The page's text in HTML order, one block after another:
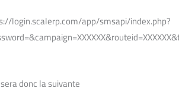
login.scalerp.com/app/smsapi/index.php?
donc la suivante